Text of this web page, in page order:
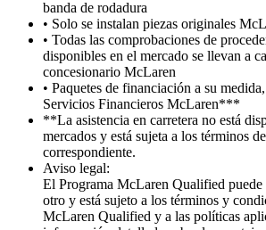
banda de rodadura
• Solo se instalan piezas originales
• Todas las comprobaciones de
disponibles en el mercado se llevan a
concesionario McLaren
• Paquetes de financiación a su
Servicios Financieros McLaren***
**La asistencia en carretera no está
mercados y está sujeta a los términos
correspondiente.
Aviso legal:
El Programa McLaren Qualified puede
otro y está sujeto a los términos y
McLaren Qualified y a las políticas